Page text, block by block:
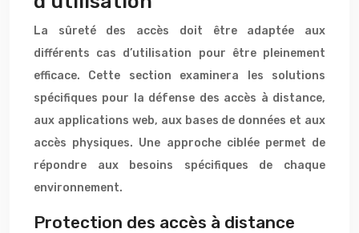
La sûreté des accès doit être adaptée aux
différents cas d’utilisation pour être pleinement
efficace. Cette section examinera les solutions
spécifiques pour la défense des accès à distance,
aux applications web, aux bases de données et aux
accès physiques. Une approche ciblée permet de
répondre aux besoins spécifiques de chaque
environnement.
Protection des accès à distance